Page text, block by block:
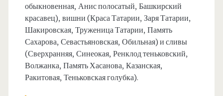
обыкновенная, Анис полосатый, Башкирский
красавец), вишни (Краса Татарии, Заря Татарии,
Шакировская, Труженица Татарии, Память
Сахарова, Севастьяновская, Обильная) и сливы
(Сверхранняя, Синеокая, Ренклод теньковский,
Волжанка, Память Хасанова, Казанская,
Ракитовая, Теньковская голубка).